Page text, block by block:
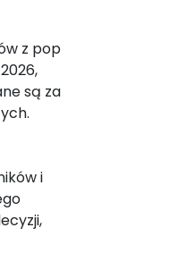
z pop
są za
i